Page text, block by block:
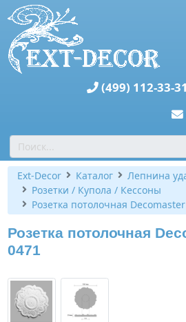
(499) 112-33-31
Ext-Decor Каталог
Лепнина
Розетки / Купола / Кессоны
Розетка потолочная
Розетка потолочная
0471